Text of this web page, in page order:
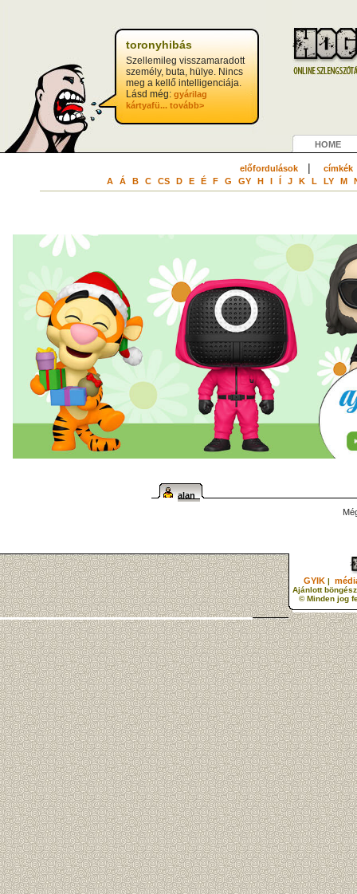
toronyhibás
Szellemileg visszamaradott
személy, buta, hülye. Nincs
meg a kellő intelligenciája.
Lásd még: gyárilag
kártyafü... tovább>
HOME
előfordulások| címkék
A Á B C CS D E É F G GY H I Í J K L LY M
alan
GYIK |
Ajánlott
© Minden jog